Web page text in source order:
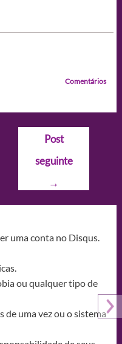
Comentários
Post
seguinte
→
uma conta no Disqus.
ou qualquer tipo de
de uma vez ou o sistema